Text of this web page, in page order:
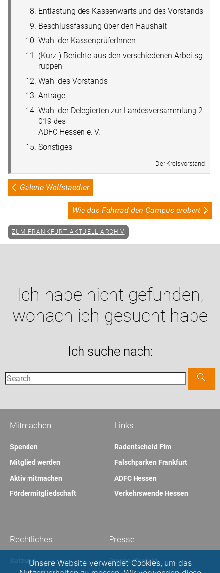
Entlastung des Kassenwarts und des Vorstands
Beschlussfassung über den Haushalt
Wahl der KassenprüferInnen
(Kurz-) Berichte aus den verschiedenen Arbeitsg
ruppen
Wahl des Vorstands
Anträge
Wahl der Delegierten zur Landesversammlung 2
019 des
ADFC Hessen e. V.
Sonstiges
Der Kreisvorstand
Galerie Wolfstaedter
Wie das Fahrrad den Campus erobert
ZUM FRANKFURT AKTUELL ARCHIV
Ich habe nicht gefunden,
wonach ich gesucht habe
Ich suche nach:
Links
Radentscheid Ffm
Falschparken Frankfurt
ADFC Hessen
Verkehrswende Hessen
Mitmachen
Spenden
Mitglied werden
Aktiv mitmachen
Fördermitgliedschaft
Presse
Presse-Kontakt
Rechtliches
SatzungUnsere Website verwendet Cookies, um das